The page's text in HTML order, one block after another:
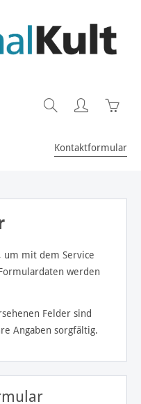
Kontaktformular
um mit dem Service
werden
Felder sind
Angaben sorgfältig.